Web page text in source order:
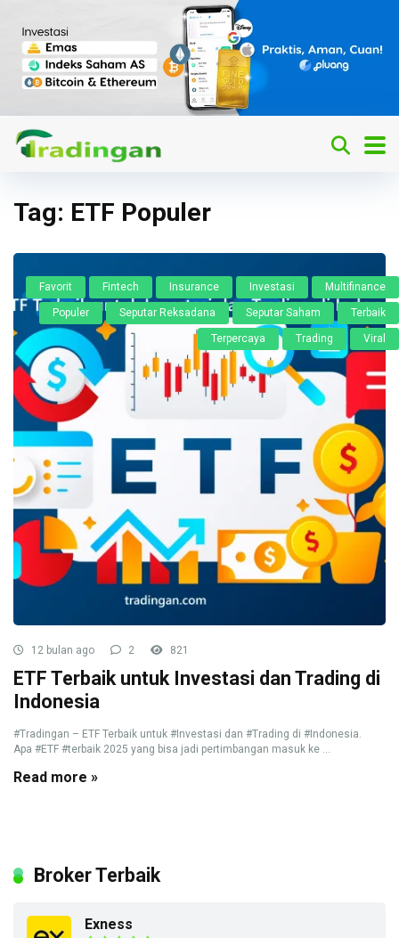
Tag: ETF Populer
Favorit Fintech Insurance Investasi Multifinance
Populer Seputar Reksadana Seputar Saham Terbaik
Terpercaya Trading Viral
12 bulan ago 2 821
ETF Terbaik untuk Investasi dan Trading di
Indonesia
#Tradingan – ETF Terbaik untuk #Investasi dan #Trading di #Indonesia.
Apa #ETF #terbaik 2025 yang bisa jadi pertimbangan masuk ke ...
Read more »
Broker Terbaik
Exness